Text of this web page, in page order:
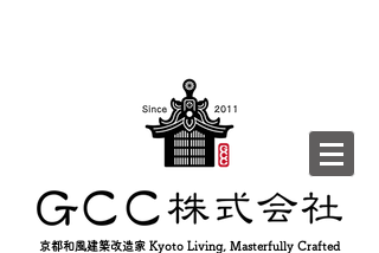
京都和風建築改造家 Kyoto Living, Masterfully Crafted